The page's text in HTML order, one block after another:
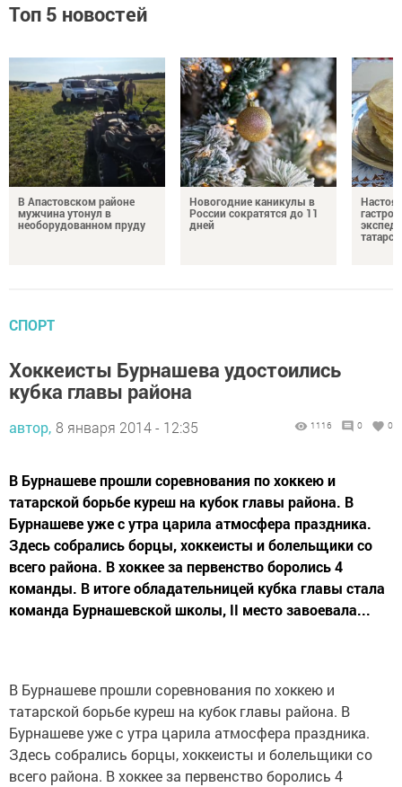
Топ 5 новостей
В Апастовском районе
мужчина утонул в
необорудованном пруду
Новогодние каникулы в
России сократятся до 11
дней
СПОРТ
Хоккеисты Бурнашева удостоились
кубка главы района
автор, 8 января 2014 - 12:35 1116 0 0
В Бурнашеве прошли соревнования по хоккею и
татарской борьбе куреш на кубок главы района. В
Бурнашеве уже с утра царила атмосфера праздника.
Здесь собрались борцы, хоккеисты и болельщики со
всего района. В хоккее за первенство боролись 4
команды. В итоге обладательницей кубка главы стала
команда Бурнашевской школы, II место завоевала...
В Бурнашеве прошли соревнования по хоккею и
татарской борьбе куреш на кубок главы района. В
Бурнашеве уже с утра царила атмосфера праздника.
Здесь собрались борцы, хоккеисты и болельщики со
всего района. В хоккее за первенство боролись 4